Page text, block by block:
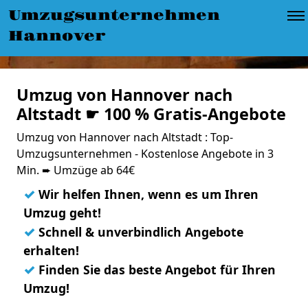
Umzugsunternehmen
Hannover
Umzug von Hannover nach
Altstadt ☛ 100 % Gratis-Angebote
Umzug von Hannover nach Altstadt : Top-
Umzugsunternehmen - Kostenlose Angebote in 3
Min. ➨ Umzüge ab 64€
✓ Wir helfen Ihnen, wenn es um Ihren
Umzug geht!
✓ Schnell & unverbindlich Angebote
erhalten!
✓ Finden Sie das beste Angebot für Ihren
Umzug!